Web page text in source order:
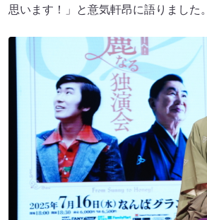
思います！」と意気軒昂に語りました。